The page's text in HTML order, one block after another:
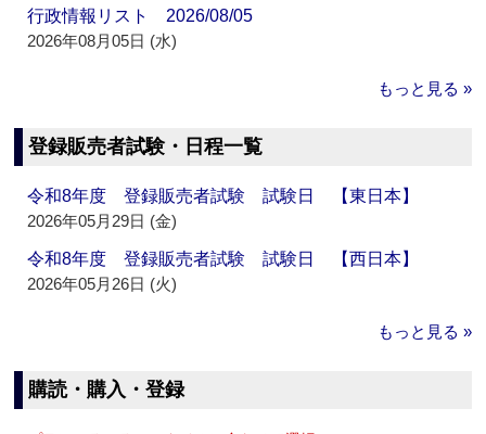
行政情報リスト 2026/08/05
2026年08月05日 (水)
もっと見る »
登録販売者試験・日程一覧
令和8年度 登録販売者試験 試験日 【東日本】
2026年05月29日 (金)
令和8年度 登録販売者試験 試験日 【西日本】
2026年05月26日 (火)
もっと見る »
購読・購入・登録